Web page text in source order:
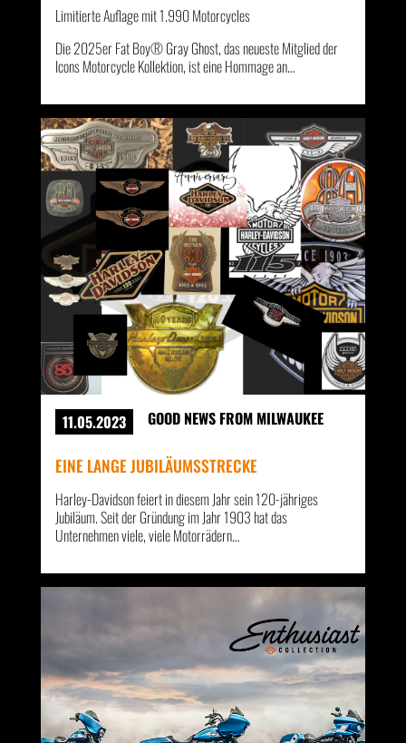
Limitierte Auflage mit 1.990 Motorcycles
Die 2025er Fat Boy® Gray Ghost, das neueste Mitglied der
Icons Motorcycle Kollektion, ist eine Hommage an…
11.05.2023 GOOD NEWS FROM MILWAUKEE
EINE LANGE JUBILÄUMSSTRECKE
Harley-Davidson feiert in diesem Jahr sein 120-jähriges
Jubiläum. Seit der Gründung im Jahr 1903 hat das
Unternehmen viele, viele Motorrädern…